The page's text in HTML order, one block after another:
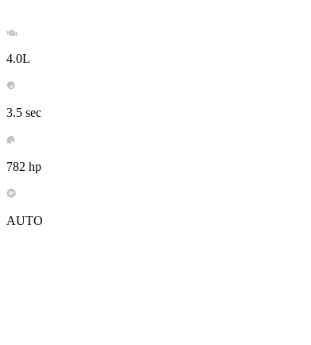
4.0L
3.5 sec
782 hp
AUTO